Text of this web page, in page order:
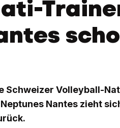
Schweizer Volleyball-
Nantes zieht